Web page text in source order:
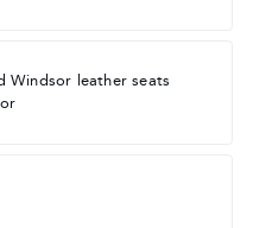
Windsor leather seats